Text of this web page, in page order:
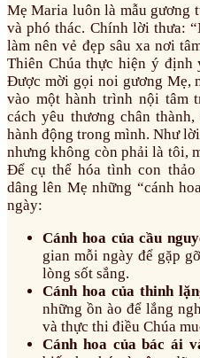
Mẹ Maria luôn là mẫu gương
và phó thác. Chính lời thưa:
làm nên vẻ đẹp sâu xa nơi
Thiên Chúa thực hiện ý định
Được mời gọi noi gương Mẹ,
vào một hành trình nội tâm
cách yêu thương chân
hành động trong mình. Như
nhưng không còn phải là tôi,
Để cụ thể hóa tình con
dâng lên Mẹ những “cánh
ngày:
Cánh hoa của cầu
gian mỗi ngày để gặp
lòng sốt sắng.
Cánh hoa của thinh
những ồn ào để lắng
và thực thi điều Chúa
Cánh hoa của bác ái